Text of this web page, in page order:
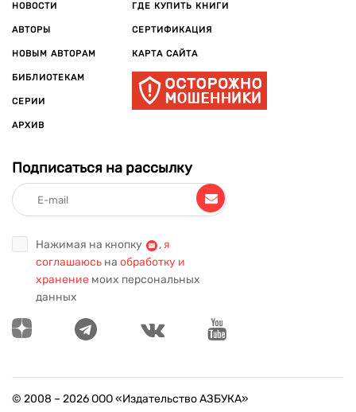
НОВОСТИ
АВТОРЫ
НОВЫМ АВТОРАМ
БИБЛИОТЕКАМ
СЕРИИ
АРХИВ
ГДЕ КУПИТЬ КНИГИ
СЕРТИФИКАЦИЯ
КАРТА САЙТА
Подписаться на рассылку
Нажимая на кнопку , я
соглашаюсь на обработку и
хранение моих персональных
данных
© 2008 – 2026ООО «Издательство АЗБУКА»